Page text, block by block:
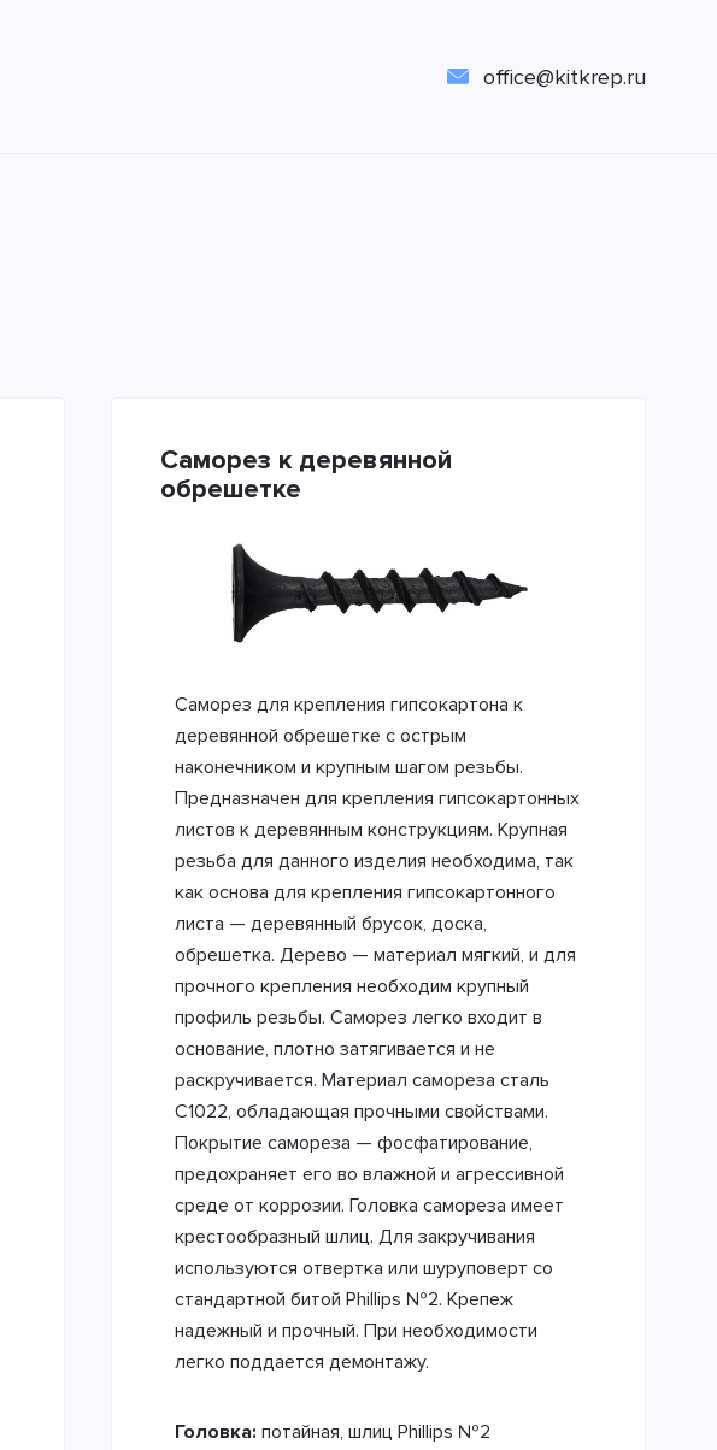
office@kitkrep.ru
Саморез к деревянной
обрешетке
Саморез для крепления гипсокартона к
деревянной обрешетке с острым
наконечником и крупным шагом резьбы.
Предназначен для крепления гипсокартонных
листов к деревянным конструкциям. Крупная
резьба для данного изделия необходима, так
как основа для крепления гипсокартонного
листа — деревянный брусок, доска,
обрешетка. Дерево — материал мягкий, и для
прочного крепления необходим крупный
профиль резьбы. Саморез легко входит в
основание, плотно затягивается и не
раскручивается. Материал самореза сталь
С1022, обладающая прочными свойствами.
Покрытие самореза — фосфатирование,
предохраняет его во влажной и агрессивной
среде от коррозии. Головка самореза имеет
крестообразный шлиц. Для закручивания
используются отвертка или шуруповерт со
стандартной битой Phillips №2. Крепеж
надежный и прочный. При необходимости
легко поддается демонтажу.
Головка:потайная, шлиц Phillips №2